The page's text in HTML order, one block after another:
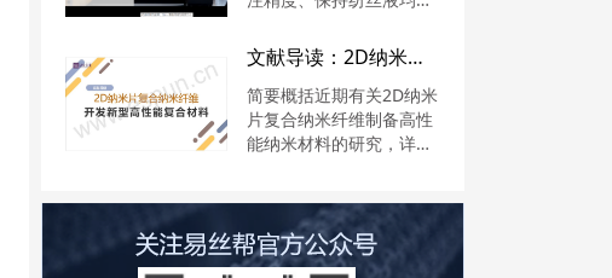
文献导读：2D纳米片与纳米纤维结合开发新型纳米纤维复合材料
简要概括近期有关2D纳米
片复合纳米纤维制备高性
能纳米材料的研究，详解
构和物理特性的材料如何
进行复合并其发挥优势，
从而应用于不同研究领